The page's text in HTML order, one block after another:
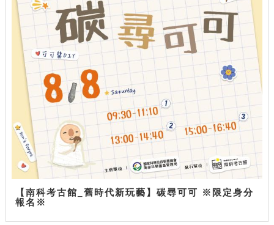
【南科考古館_舊時代新玩藝】碳尋可可 ※限定身分
報名※